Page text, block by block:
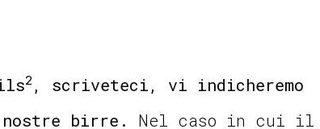
2 , scriveteci, vi indicheremo
birre. Nel caso in cui il